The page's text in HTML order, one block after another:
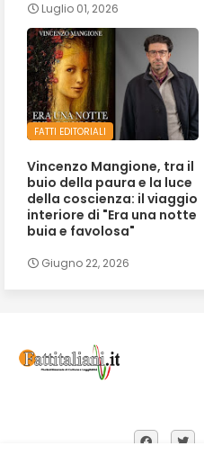
Luglio 01, 2026
FATTI EDITORIALI
Vincenzo Mangione, tra il
buio della paura e la luce
della coscienza: il viaggio
interiore di "Era una notte
buia e favolosa"
Giugno 22, 2026